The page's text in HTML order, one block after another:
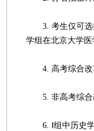
3. 考生仅可选
学组在北京大学医
4. 高考综合改
5. 非高考综合改
6. Ⅰ组中历史学